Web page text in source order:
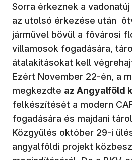
Sorra érkeznek a
az utolsó érkezése után
járművel bővül a fővárosi
villamosok fogadására,
átalakításokat kell
Ezért November 22-én, a
megkezdte az Angyalföld
felkészítését a modern
fogadására és majdani
Közgyűlés október 29-i
angyalföldi projekt